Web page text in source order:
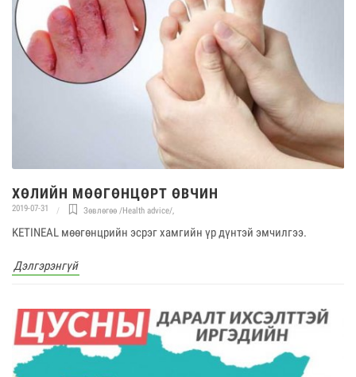
ХӨЛИЙН МӨӨГӨНЦӨРТ ӨВЧИН
2019-07-31 Зөвлөгөө /Health advice/,
KETINEAL мөөгөнцрийн эсрэг хамгийн үр дүнтэй эмчилгээ.
Дэлгэрэнгүй